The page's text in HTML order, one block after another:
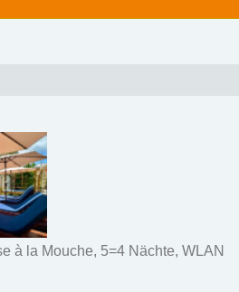
à la Mouche, 5=4 Nächte, WLAN